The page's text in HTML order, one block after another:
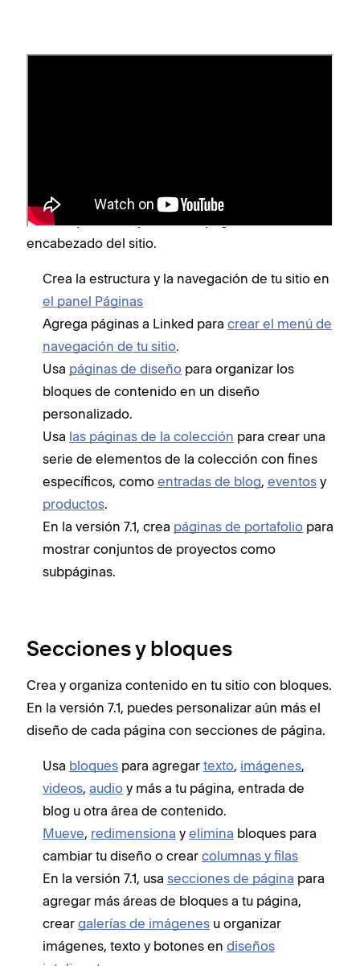
agrega una página a tu navegación, se crea un
enlace que corresponde a la página en el
encabezado del sitio.
Crea la estructura y la navegación de tu sitio en
el panel Páginas
Agrega páginas a Linked para crear el menú de
navegación de tu sitio.
Usa páginas de diseño para organizar los
bloques de contenido en un diseño
personalizado.
Usa las páginas de la colección para crear una
serie de elementos de la colección con fines
específicos, como entradas de blog, eventos y
productos.
En la versión 7.1, crea páginas de portafolio para
mostrar conjuntos de proyectos como
subpáginas.
Secciones y bloques
Crea y organiza contenido en tu sitio con bloques.
En la versión 7.1, puedes personalizar aún más el
diseño de cada página con secciones de página.
Usa bloques para agregar texto, imágenes,
videos, audio y más a tu página, entrada de
blog u otra área de contenido.
Mueve, redimensiona y elimina bloques para
cambiar tu diseño o crear columnas y filas
En la versión 7.1, usa secciones de página para
agregar más áreas de bloques a tu página,
crear galerías de imágenes u organizar
imágenes, texto y botones en diseños